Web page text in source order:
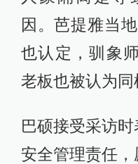
因。芭提雅当
也认定，驯象
老板也被认为同
巴硕接受采访
安全管理责任